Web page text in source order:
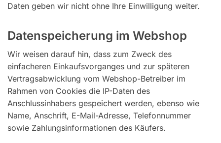
Daten geben wir nicht ohne Ihre Einwilligung weiter.
Datenspeicherung im Webshop
Wir weisen darauf hin, dass zum Zweck des
einfacheren Einkaufsvorganges und zur späteren
Vertragsabwicklung vom Webshop-Betreiber im
Rahmen von Cookies die IP-Daten des
Anschlussinhabers gespeichert werden, ebenso wie
Name, Anschrift, E-Mail-Adresse, Telefonnummer
sowie Zahlungsinformationen des Käufers.